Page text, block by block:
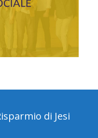
di Jesi